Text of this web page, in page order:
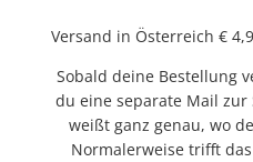
Versand in Österreich €
Sobald deine Bestellung
du eine separate Mail
weißt ganz genau, wo
Normalerweise trifft